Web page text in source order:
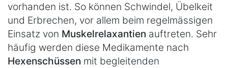
vorhanden ist. So können Schwindel, Übelkeit
und Erbrechen, vor allem beim regelmässigen
Einsatz von Muskelrelaxantien auftreten. Sehr
häufig werden diese Medikamente nach
Hexenschüssen mit begleitenden